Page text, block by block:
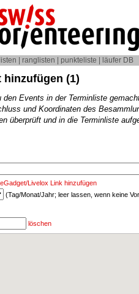
ranglisten punkteliste läufer DB
hinzufügen (1)
Events in der Terminliste
und Koordinaten des
überprüft und in die Terminliste
Livelox Link hinzufügen
(Tag/Monat/Jahr; leer lassen, wenn keine
löschen